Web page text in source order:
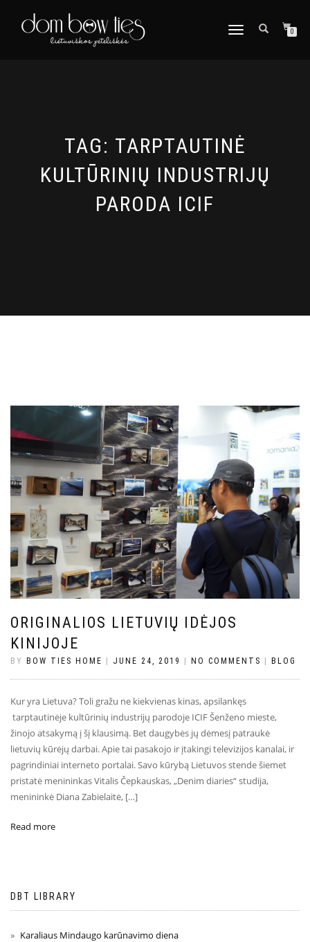
TOGGLE
0
TAG: TARPTAUTINĖ
KULTŪRINIŲ INDUSTRIJŲ
PARODA ICIF
ORIGINALIOS LIETUVIŲ IDĖJOS
KINIJOJE
BY BOW TIES HOME | JUNE 24, 2019 | NO COMMENTS | BLOG
Kur yra Lietuva? Toli gražu ne kiekvienas kinas, apsilankęs
tarptautinėje kultūrinių industrijų parodoje ICIF Šenženo mieste,
žinojo atsakymą į šį klausimą. Bet daugybės jų dėmesį patraukė
lietuvių kūrėjų darbai. Apie tai pasakojo ir įtakingi televizijos kanalai, ir
pagrindiniai interneto portalai. Savo kūrybą Lietuvos stende šiemet
pristatė menininkas Vitalis Čepkauskas, „Denim diaries“ studija,
menininkė Diana Zabielaitė, […]
Read more
DBT LIBRARY
Karaliaus Mindaugo karūnavimo diena